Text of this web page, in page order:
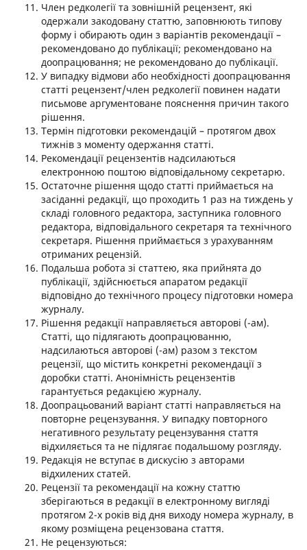
Член редколегії та зовнішній рецензент, які
одержали закодовану статтю, заповнюють типову
форму і обирають один з варіантів рекомендації –
рекомендовано до публікації; рекомендовано на
доопрацювання; не рекомендовано до публікації.
У випадку відмови або необхідності доопрацювання
статті рецензент/член редколегії повинен надати
письмове аргументоване пояснення причин такого
рішення.
Термін підготовки рекомендацій – протягом двох
тижнів з моменту одержання статті.
Рекомендації рецензентів надсилаються
електронною поштою відповідальному секретарю.
Остаточне рішення щодо статті приймається на
засіданні редакції, що проходить 1 раз на тиждень у
складі головного редактора, заступника головного
редактора, відповідального секретаря та технічного
секретаря. Рішення приймається з урахуванням
отриманих рецензій.
Подальша робота зі статтею, яка прийнята до
публікації, здійснюється апаратом редакції
відповідно до технічного процесу підготовки номера
журналу.
Рішення редакції направляється авторові (-ам).
Статті, що підлягають доопрацюванню,
надсилаються авторові (-ам) разом з текстом
рецензії, що містить конкретні рекомендації з
доробки статті. Анонімність рецензентів
гарантується редакцією журналу.
Доопрацьований варіант статті направляється на
повторне рецензування. У випадку повторного
негативного результату рецензування стаття
відхиляється та не підлягає подальшому розгляду.
Редакція не вступає в дискусію з авторами
відхилених статей.
Рецензії та рекомендації на кожну статтю
зберігаються в редакції в електронному вигляді
протягом 2-х років від дня виходу номера журналу, в
якому розміщена рецензована стаття.
Не рецензуються: